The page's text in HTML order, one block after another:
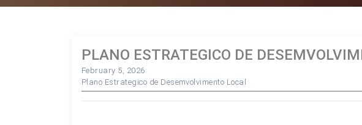
PLANO ESTRATEGICO DE
February 5, 2026
Plano Estrategico de Desemvolvimento Local